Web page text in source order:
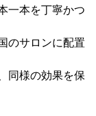
一本を丁寧かつ
のサロンに配置
同様の効果を保